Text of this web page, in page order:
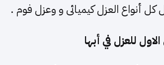
كل أنواع العزل كيميائى و وعزل فوم .
للعزل في أبها